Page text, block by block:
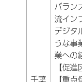
千葉
バラン
流イン
デジタ
うな事
業への
【促
【重